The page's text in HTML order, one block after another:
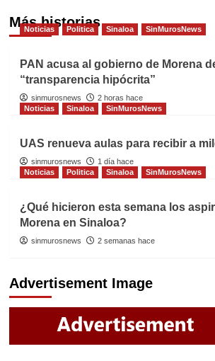
Más historias
Noticias Politica Sinaloa SinMurosNews
PAN acusa al gobierno de Morena
“transparencia hipócrita”
sinmurosnews
2 horas hace
Noticias
Sinaloa SinMurosNews
UAS renueva aulas para recibir a
sinmurosnews
1 día hace
Noticias
Politica Sinaloa SinMurosNews
¿Qué hicieron esta semana los
Morena en Sinaloa?
sinmurosnews 2 semanas hace
Advertisement Image